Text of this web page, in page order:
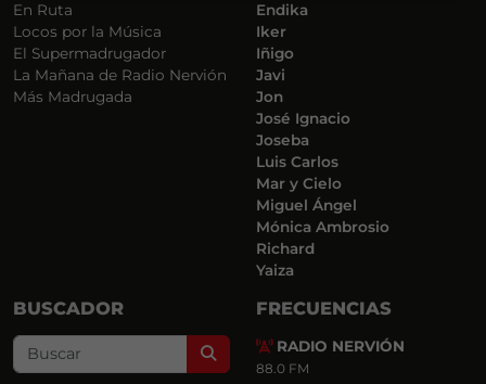
En Ruta
Locos por la Música
El Supermadrugador
La Mañana de Radio Nervión
Más Madrugada
Endika
Iker
Iñigo
Javi
Jon
José Ignacio
Joseba
Luis Carlos
Mar y Cielo
Miguel Ángel
Mónica Ambrosio
Richard
Yaiza
BUSCADOR
Search
FRECUENCIAS
RADIO NERVIÓN
88.0 FM